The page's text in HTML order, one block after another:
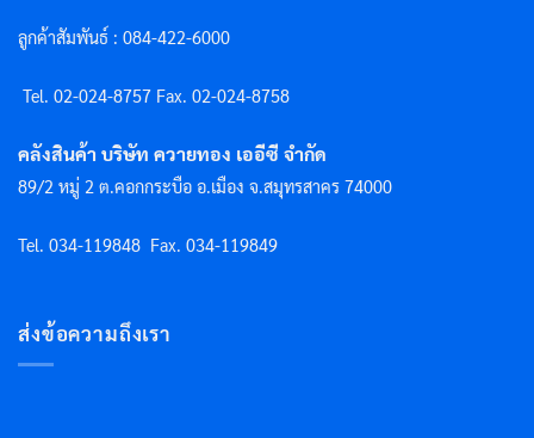
ลูกค้าสัมพันธ์ : 084-422-6000
Tel. 02-024-8757 Fax. 02-024-8758
คลังสินค้า บริษัท ควายทอง เออีซี จำกัด
89/2 หมู่ 2 ต.คอกกระบือ อ.เมือง จ.สมุทรสาคร 74000
Tel. 034-119848 Fax. 034-119849
ส่งข้อความถึงเรา